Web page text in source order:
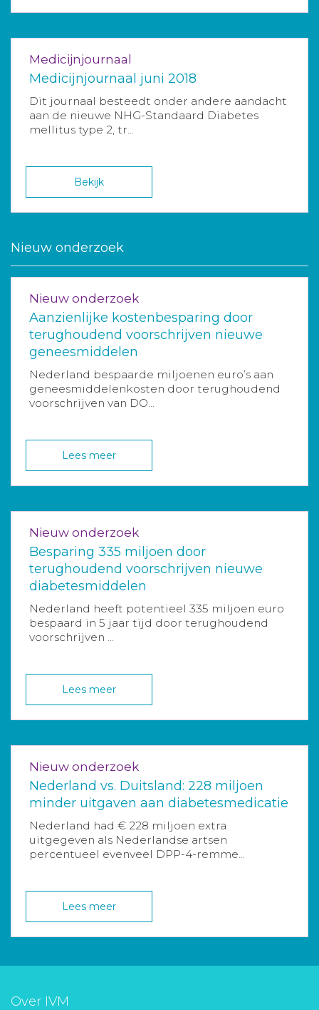
Medicijnjournaal
Medicijnjournaal juni 2018
Dit journaal besteedt onder andere aandacht
aan de nieuwe NHG-Standaard Diabetes
mellitus type 2, tr...
Bekijk
Nieuw onderzoek
Nieuw onderzoek
Aanzienlijke kostenbesparing door
terughoudend voorschrijven nieuwe
geneesmiddelen
Nederland bespaarde miljoenen euro’s aan
geneesmiddelenkosten door terughoudend
voorschrijven van DO...
Lees meer
Nieuw onderzoek
Besparing 335 miljoen door
terughoudend voorschrijven nieuwe
diabetesmiddelen
Nederland heeft potentieel 335 miljoen euro
bespaard in 5 jaar tijd door terughoudend
voorschrijven ...
Lees meer
Nieuw onderzoek
Nederland vs. Duitsland: 228 miljoen
minder uitgaven aan diabetesmedicatie
Nederland had € 228 miljoen extra
uitgegeven als Nederlandse artsen
percentueel evenveel DPP-4-remme...
Lees meer
Over IVM